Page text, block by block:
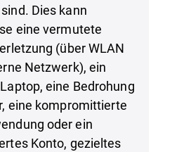
Dies kann
eine vermutete
(über WLAN
Netzwerk), ein
eine Bedrohung
eine kompromittierte
oder ein
Konto, gezieltes